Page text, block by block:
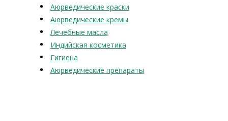
Аюрведические краски
Аюрведические кремы
Лечебные масла
Индийская косметика
Гигиена
Аюрведические препараты